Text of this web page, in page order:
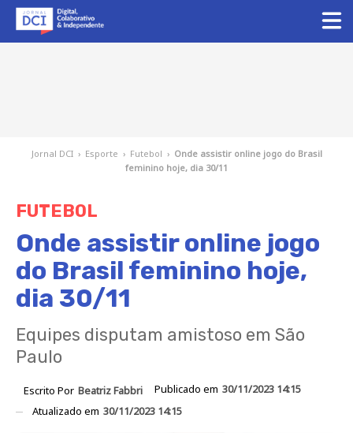
Jornal DCI › Esporte › Futebol › Onde assistir online jogo do Brasil
feminino hoje, dia 30/11
FUTEBOL
Onde assistir online jogo
do Brasil feminino hoje,
dia 30/11
Equipes disputam amistoso em São
Paulo
Escrito Por Beatriz Fabbri Publicado em 30/11/2023 14:15
Atualizado em 30/11/2023 14:15